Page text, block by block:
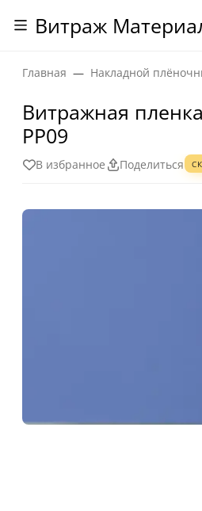
Витраж
Главная Накладной
Витражная
PP09
В избранное Поделиться